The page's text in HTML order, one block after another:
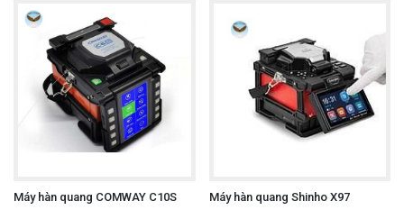
Máy hàn quang COMWAY C10S Máy hàn quang Shinho X97